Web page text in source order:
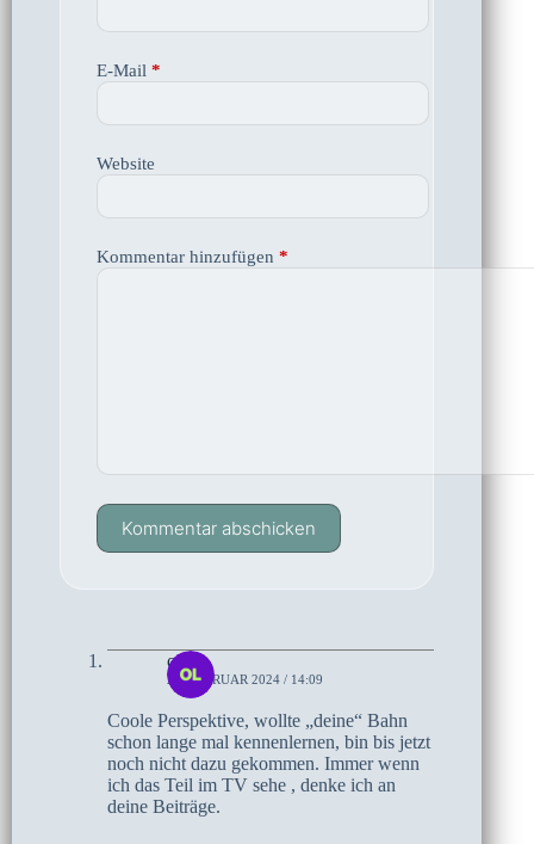
E-Mail *
Website
Kommentar hinzufügen *
Kommentar abschicken
olaf
21. FEBRUAR 2024 / 14:09
Coole Perspektive, wollte „deine“ Bahn
schon lange mal kennenlernen, bin bis jetzt
noch nicht dazu gekommen. Immer wenn
ich das Teil im TV sehe , denke ich an
deine Beiträge.